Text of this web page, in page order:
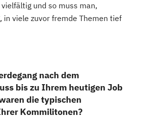
und so muss man,
in viele zuvor fremde Themen tief
nach dem
bis zu Ihrem heutigen Job
die typischen
Kommilitonen?